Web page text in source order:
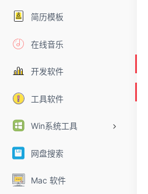
简历模板
在线音乐
开发软件
工具软件
Win系统工具
网盘搜索
Mac 软件